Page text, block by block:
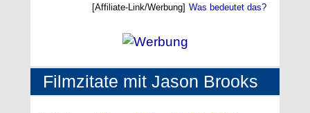
[Affiliate-Link/Werbung] Was bedeutet das?
Filmzitate mit Jason Brooks